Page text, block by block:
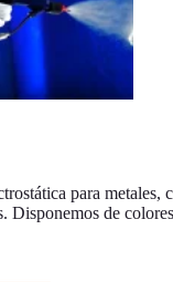
para metales,
Disponemos de